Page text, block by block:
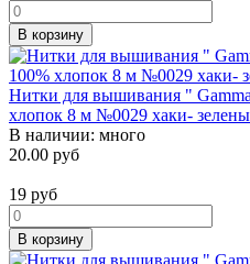
В корзину
Нитки для вышивания "
хлопок 8 м №0029 хаки-
В наличии: много
20.00 руб
19 руб
В корзину